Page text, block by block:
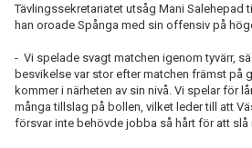
Tävlingssekretariatet utsåg Mani Salehepad
han oroade Spånga med sin offensiv på
- Vi spelade svagt matchen igenom tyvärr,
besvikelse var stor efter matchen främst på
kommer i närheten av sin nivå. Vi spelar för
många tillslag på bollen, vilket leder till att
försvar inte behövde jobba så hårt för att slå